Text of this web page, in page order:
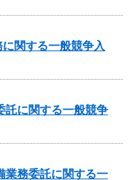
関する一般競争入
託に関する一般競争
業務委託に関する一